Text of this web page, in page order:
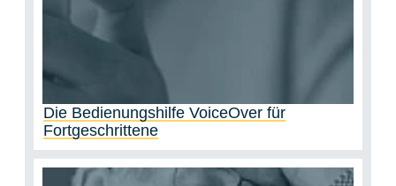
Die Bedienungshilfe VoiceOver für
Fortgeschrittene